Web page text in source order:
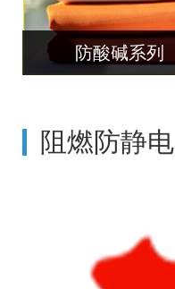
防酸碱系列
阻燃防静电